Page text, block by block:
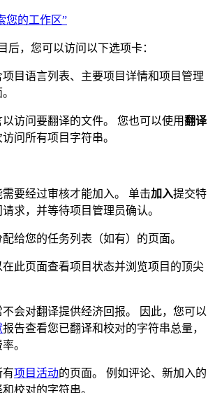
您的工作区”
后，您可以访问以下选项卡：
项目语言列表、主要项目详情和项目管理
访问要翻译的文件。 您也可以使用翻译
问所有项目字符串。
要经过审核才能加入。 单击加入提交特
求，并等待项目管理员确认。
给您的任务列表（如有）的页面。
在此页面查看项目状态并浏览项目的顶尖
会对翻译提供经济回报。 因此，您可以
报告查看您已翻译和校对的字符串总量，
。
有项目活动的页面。 例如评论、新加入的
校对的字符串。